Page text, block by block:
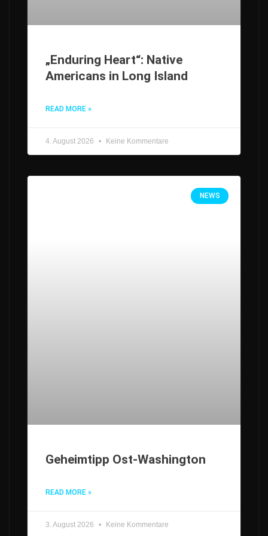
„Enduring Heart“: Native
Americans in Long Island
READ MORE »
4. August 2026 Keine Kommentare
NEWS
Geheimtipp Ost-Washington
READ MORE »
3. August 2026 Keine Kommentare